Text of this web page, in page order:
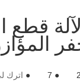
●
7
● اترك